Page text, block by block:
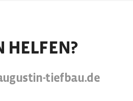
HELFEN?
tiefbau.de